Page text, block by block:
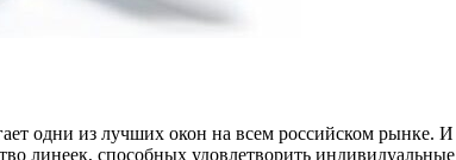
одни из лучших окон на всем российском рынке. И
линеек, способных удовлетворить индивидуальные